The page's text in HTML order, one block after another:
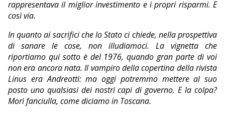
rappresentava il miglior investimento e i propri risparmi. E
così via.
In quanto ai sacrifici che lo Stato ci chiede, nella prospettiva
di sanare le cose, non illudiamoci. La vignetta che
riportiamo qui sotto è del 1976, quando gran parte di voi
non era ancora nata. Il vampiro della copertina della rivista
Linus era Andreotti: ma oggi potremmo mettere al suo
posto uno qualsiasi dei nostri capi di governo. E la colpa?
Morì fanciulla, come diciamo in Toscana.